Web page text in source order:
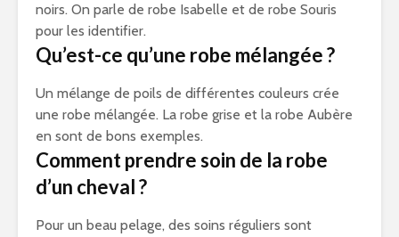
noirs. On parle de robe Isabelle et de robe Souris
pour les identifier.
Qu’est-ce qu’une robe mélangée ?
Un mélange de poils de différentes couleurs crée
une robe mélangée. La robe grise et la robe Aubère
en sont de bons exemples.
Comment prendre soin de la robe
d’un cheval ?
Pour un beau pelage, des soins réguliers sont